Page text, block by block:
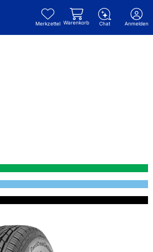
Merkzettel Warenkorb Chat Anmelden